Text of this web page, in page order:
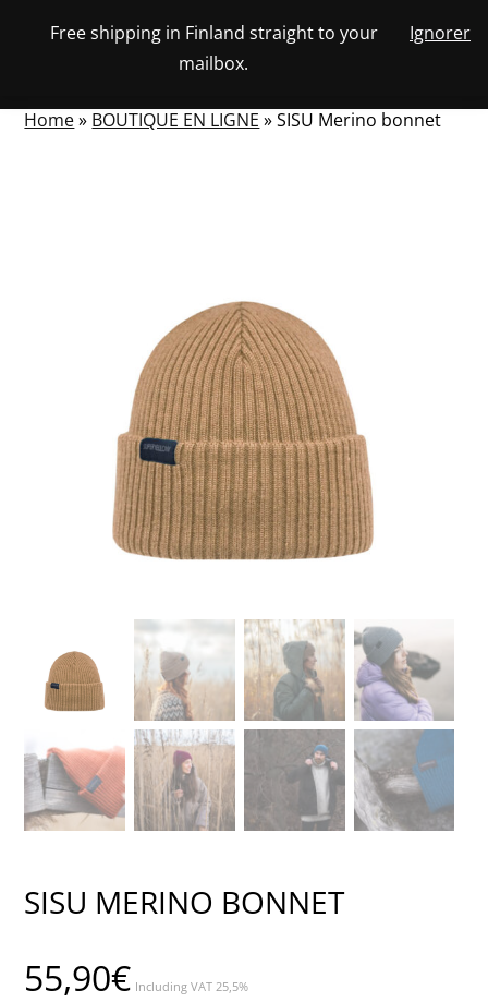
Free shipping in Finland straight to your
mailbox.
Ignorer
SEARCH
View
CART
Home» BOUTIQUE EN LIGNE »SISU Merino bonnet
SISU MERINO BONNET
55,90€ Including VAT 25,5%